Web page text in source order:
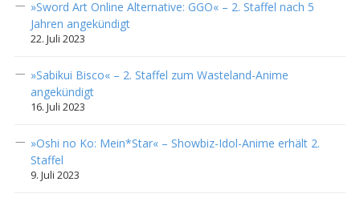
»Sword Art Online Alternative: GGO« – 2. Staffel nach 5
Jahren angekündigt
22. Juli 2023
»Sabikui Bisco« – 2. Staffel zum Wasteland-Anime
angekündigt
16. Juli 2023
»Oshi no Ko: Mein*Star« – Showbiz-Idol-Anime erhält 2.
Staffel
9. Juli 2023